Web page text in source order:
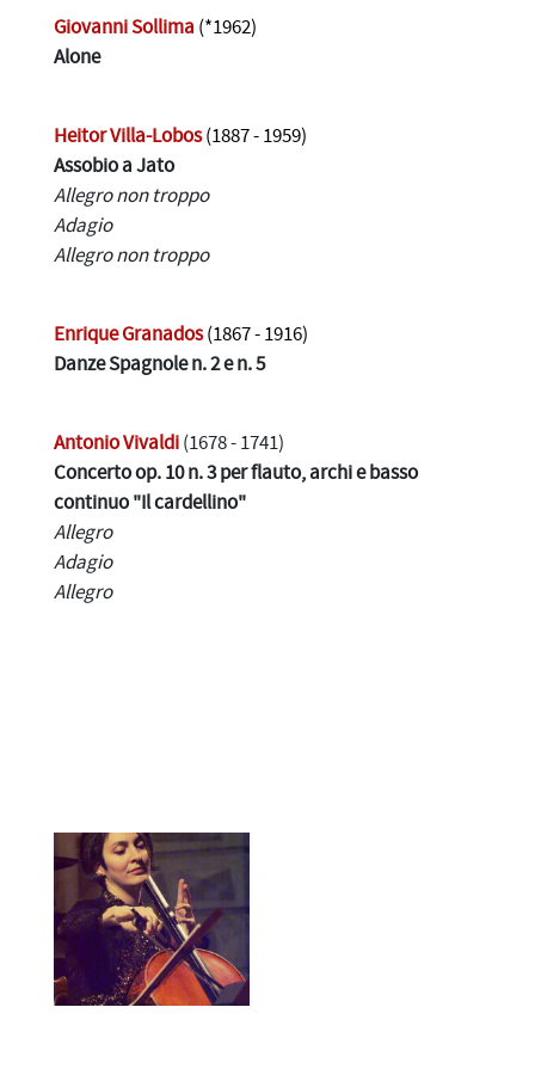
Giovanni Sollima (*1962)
Alone
Heitor Villa-Lobos(1887 - 1959)
Assobio a Jato
Allegro non troppo
Adagio
Allegro non troppo
Enrique Granados(1867 - 1916)
Danze Spagnole n. 2 e n. 5
Antonio Vivaldi(1678 - 1741)
Concerto op. 10 n. 3 per flauto, archi e basso
continuo "Il cardellino"
Allegro
Adagio
Allegro